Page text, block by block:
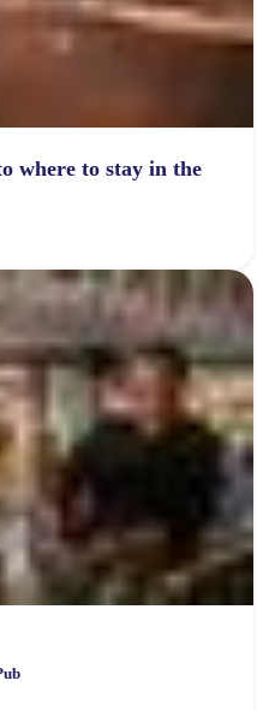
where to stay in the